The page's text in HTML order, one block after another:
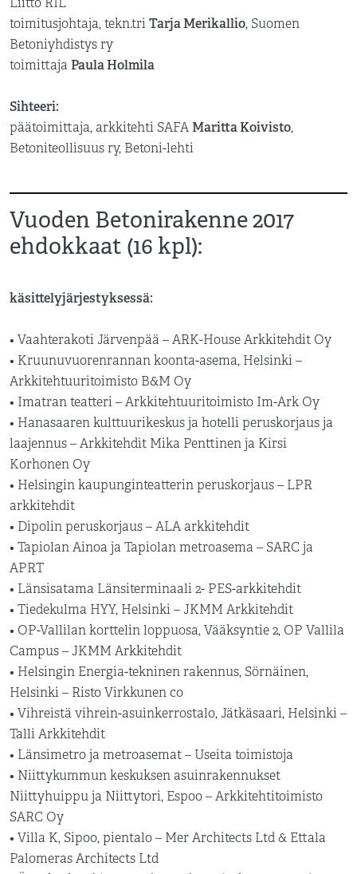
Liitto RIL
toimitusjohtaja, tekn.tri Tarja Merikallio, Suomen
Betoniyhdistys ry
toimittaja Paula Holmila
Sihteeri:
päätoimittaja, arkkitehti SAFA Maritta Koivisto,
Betoniteollisuus ry, Betoni-lehti
Vuoden Betonirakenne 2017
ehdokkaat (16 kpl):
käsittelyjärjestyksessä:
• Vaahterakoti Järvenpää – ARK-House Arkkitehdit Oy
• Kruunuvuorenrannan koonta-asema, Helsinki –
Arkkitehtuuritoimisto B&M Oy
• Imatran teatteri – Arkkitehtuuritoimisto Im-Ark Oy
• Hanasaaren kulttuurikeskus ja hotelli peruskorjaus ja
laajennus – Arkkitehdit Mika Penttinen ja Kirsi
Korhonen Oy
• Helsingin kaupunginteatterin peruskorjaus – LPR
arkkitehdit
• Dipolin peruskorjaus – ALA arkkitehdit
• Tapiolan Ainoa ja Tapiolan metroasema – SARC ja
APRT
• Länsisatama Länsiterminaali 2- PES-arkkitehdit
• Tiedekulma HYY, Helsinki – JKMM Arkkitehdit
• OP-Vallilan korttelin loppuosa, Vääksyntie 2, OP Vallila
Campus – JKMM Arkkitehdit
• Helsingin Energia-tekninen rakennus, Sörnäinen,
Helsinki – Risto Virkkunen co
• Vihreistä vihrein-asuinkerrostalo, Jätkäsaari, Helsinki –
Talli Arkkitehdit
• Länsimetro ja metroasemat – Useita toimistoja
• Niittykummun keskuksen asuinrakennukset
Niittyhuippu ja Niittytori, Espoo – Arkkitehtitoimisto
SARC Oy
• Villa K, Sipoo, pientalo – Mer Architects Ltd & Ettala
Palomeras Architects Ltd